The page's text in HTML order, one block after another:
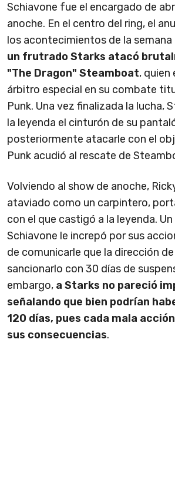
Schiavone fue el encargado de
anoche. En el centro del ring, el
los acontecimientos de la semana
un frutrado Starks atacó
"The Dragon" Steamboat, quien
árbitro especial en su combate
Punk. Una vez finalizada la lucha,
la leyenda el cinturón de su
posteriormente atacarle con el
Punk acudió al rescate de
Volviendo al show de anoche,
ataviado como un carpintero,
con el que castigó a la leyenda.
Schiavone le increpó por sus
de comunicarle que la dirección
sancionarlo con 30 días de
embargo, a Starks no pareció
señalando que bien podrían
120 días, pues cada mala
sus consecuencias.